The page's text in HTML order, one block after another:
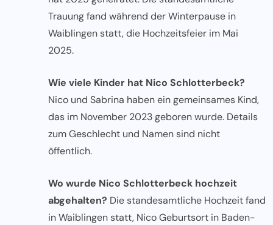
Trauung fand während der Winterpause in
Waiblingen statt, die Hochzeitsfeier im Mai
2025.
Wie viele Kinder hat Nico Schlotterbeck?
Nico und Sabrina haben ein gemeinsames Kind,
das im November 2023 geboren wurde. Details
zum Geschlecht und Namen sind nicht
öffentlich.
Wo wurde Nico Schlotterbeck hochzeit
abgehalten? Die standesamtliche Hochzeit fand
in Waiblingen statt, Nico Geburtsort in Baden-